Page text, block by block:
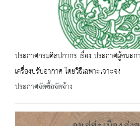
ประกาศกรมศิลปกากร เรื่อง ประกาศผู้ชนะก
เครื่องปรับอากาศ โดยวิธีเฉพาะเจาะจง
ประกาศจัดซื้อจัดจ้าง